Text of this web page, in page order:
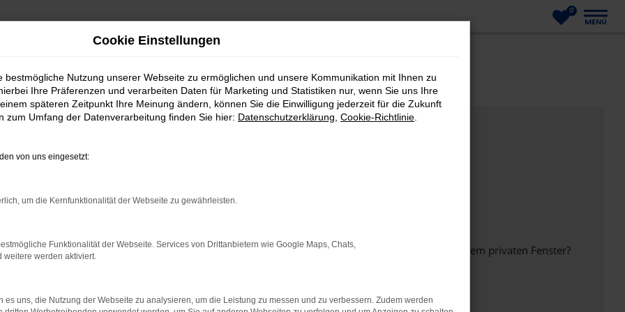
0
MENÜ
bestimmter Seiten verhindern. Funktioniert die Seite in einem anderen Browser oder in einem privaten Fenster?
beheben.
auf dem neuesten Stand sind.
Cookie Einstellungen
bestmögliche Nutzung unserer Webseite zu ermöglichen und unsere Kommunikation mit Ihnen zu
Ihre Präferenzen und verarbeiten Daten für Marketing und Statistiken nur, wenn Sie uns Ihre
späteren Zeitpunkt Ihre Meinung ändern, können Sie die Einwilligung jederzeit für die Zukunft
zum Umfang der Datenverarbeitung finden Sie hier: Datenschutzerklärung Cookie-Richtlinie
von uns eingesetzt:
um die Kernfunktionalität der Webseite zu gewährleisten.
Funktionalität der Webseite. Services von Drittanbietern wie Google Maps, Chats,
weitere werden aktiviert.
es uns, die Nutzung der Webseite zu analysieren, um die Leistung zu messen und zu verbessern. Zudem werden